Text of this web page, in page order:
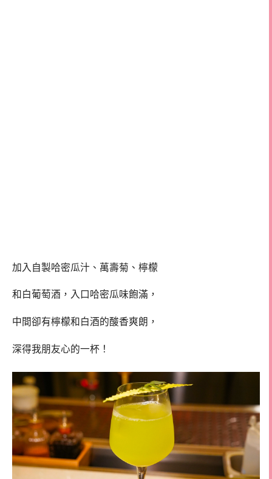
加入自製哈密瓜汁、萬壽菊、檸檬
和白葡萄酒，入口哈密瓜味飽滿，
中間卻有檸檬和白酒的酸香爽朗，
深得我朋友心的一杯！